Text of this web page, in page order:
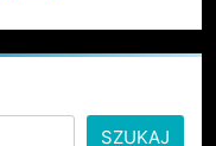
SZUKAJ